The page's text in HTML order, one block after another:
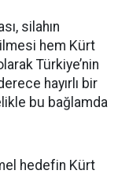
silahın
hem Kürt
Türkiye’nin
hayırlı bir
bu bağlamda
hedefin Kürt